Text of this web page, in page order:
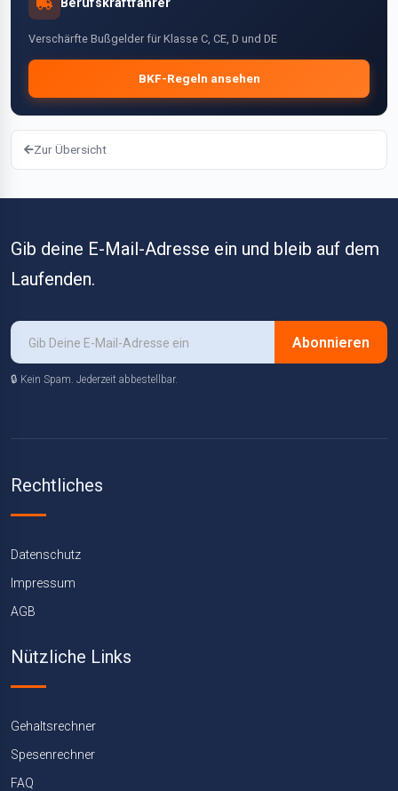
Berufskraftfahrer
Verschärfte Bußgelder für Klasse C, CE, D und DE
BKF-Regeln ansehen
Zur Übersicht
Gib deine E-Mail-Adresse ein und bleib auf dem
Laufenden.
Abonnieren
🔒 Kein Spam. Jederzeit abbestellbar.
Rechtliches
Datenschutz
Impressum
AGB
Nützliche Links
Gehaltsrechner
Spesenrechner
FAQ